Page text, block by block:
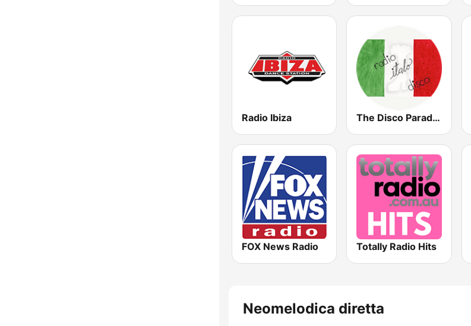
Radio Ibiza The Disco Paradise - Italo Disco
FOX News Radio Totally Radio Hits
Neomelodica diretta